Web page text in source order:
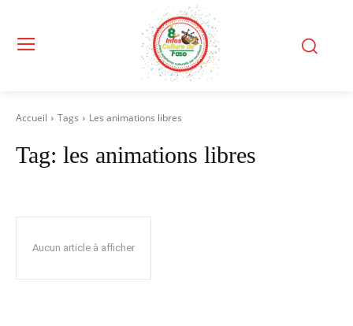
Accueil Tags Les animations libres
Tag: les animations libres
Aucun article à afficher